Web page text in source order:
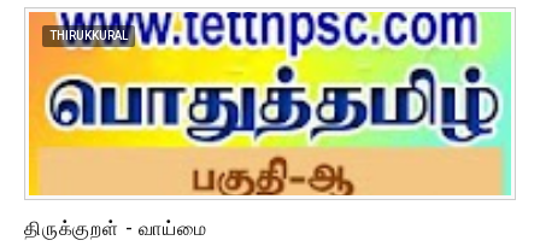
THIRUKKURAL
திருக்குறள் - வாய்மை